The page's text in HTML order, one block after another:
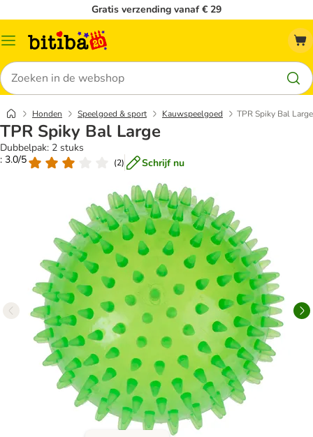
Gratis verzending vanaf € 29
Catalogusmenu
Zoeken
Honden Speelgoed & sport Kauwspeelgoed TPR Spiky Bal Large
TPR Spiky Bal Large
Dubbelpak: 2 stuks
: 3.0/5
(2) Schrijf nu